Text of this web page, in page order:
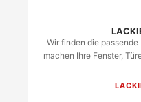
Wir finden die
machen Ihre Fenster,